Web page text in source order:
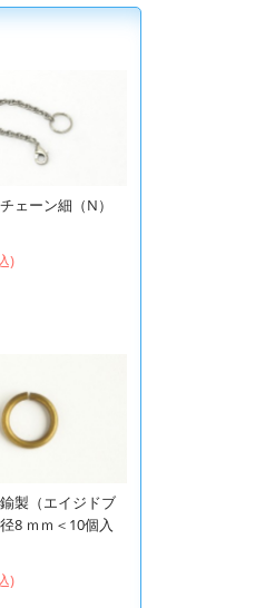
ェーン細（N）
)
製（エイジドブ
8 ｍｍ＜10個入
)